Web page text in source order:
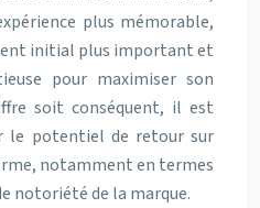
plus mémorable,
initial plus important et
pour maximiser son
soit conséquent, il est
le potentiel de retour sur
notamment en termes
notoriété de la marque.